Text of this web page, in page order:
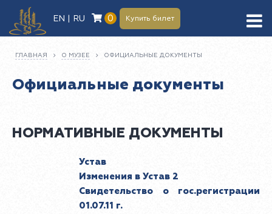
EN | RU 0 Купить билет
ГЛАВНАЯ О МУЗЕЕ ОФИЦИАЛЬНЫЕ ДОКУМЕНТЫ
Официальные документы
НОРМАТИВНЫЕ ДОКУМЕНТЫ
Устав
Изменения в Устав 2
Свидетельство о гос.регистрации
01.07.11 г.